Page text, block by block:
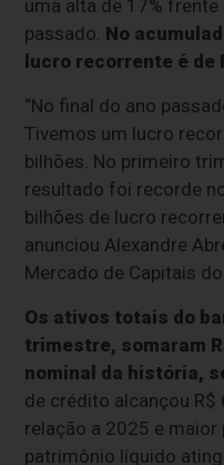
uma alta de 17%
passado. No
lucro recorrente é de
“No final do ano
Tivemos um lucro
bilhões. No primeiro
resultado foi recorde
bilhões de lucro
anunciou Alexandre
Mercado de Capitais
Os ativos totais do
trimestre, somaram
nominal da história,
de crédito alcançou R$
relação a 2025 e
patrimônio líquido